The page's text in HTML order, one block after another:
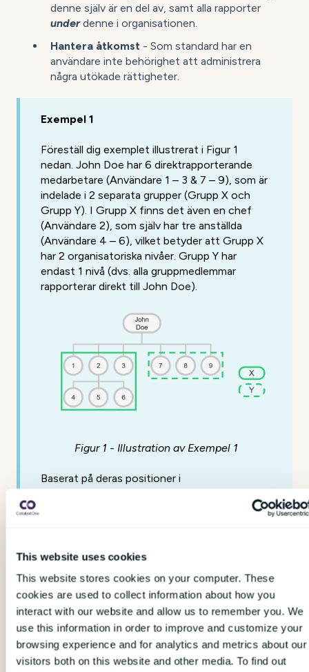
This website uses cookies
This website stores cookies on your computer. These
cookies are used to collect information about how you
interact with our website and allow us to remember you. We
use this information in order to improve and customize your
browsing experience and for analytics and metrics about our
visitors both on this website and other media. To find out
denne själv är en del av, samt alla rapporter
underdenne i organisationen.
Hantera åtkomst - Som standard har en
användare inte behörighet att administrera
några utökade rättigheter.
Exempel 1
Föreställ dig exemplet illustrerat i Figur 1
nedan. John Doe har 6 direktrapporterande
medarbetare (Användare 1 – 3 & 7 – 9), som är
indelade i 2 separata grupper (Grupp X och
Grupp Y). I Grupp X finns det även en chef
(Användare 2), som själv har tre anställda
(Användare 4 – 6), vilket betyder att Grupp X
har 2 organisatoriska nivåer. Grupp Y har
endast 1 nivå (dvs. alla gruppmedlemmar
rapporterar direkt till John Doe).
Figur 1 - Illustration av Exempel 1
Baserat på deras positioner i
organisationen
honom i organisationen, dvs.
rapporternaA - Fi Figur 2 nedan.
Utöver detta har han ocksåtillgång
till rapportenför hans chefs team
(ej illustrerad i Figur 2), eftersom att
han själv är en del av det teamet.